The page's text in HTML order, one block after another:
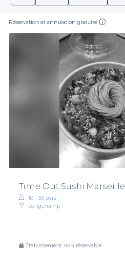
Réservation et annulation gratuite
Time Out Sushi Marseille
10 - 50 pers.
Longchamp
Établissement non réservable